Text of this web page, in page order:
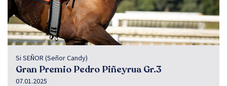
Si SEÑOR (Señor Candy)
Gran Premio Pedro Piñeyrua Gr.3
07.01.2025